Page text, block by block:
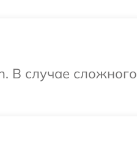
В случае сложного